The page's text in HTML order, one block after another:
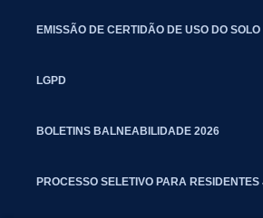
EMISSÃO DE CERTIDÃO DE USO DO SOLO
LGPD
BOLETINS BALNEABILIDADE 2026
PROCESSO SELETIVO PARA